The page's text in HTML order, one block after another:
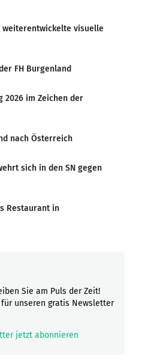
weiterentwickelte visuelle
FH Burgenland
2026 im Zeichen der
nach Österreich
sich in den SN gegen
Restaurant in
Sie am Puls der Zeit!
unseren gratis Newsletter
jetzt abonnieren